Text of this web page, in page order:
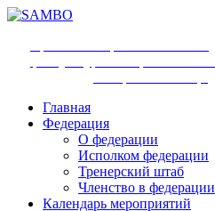
Главная
Федерация
О федерации
Исполком федерации
Тренерский штаб
Членство в федерации
Календарь мероприятий